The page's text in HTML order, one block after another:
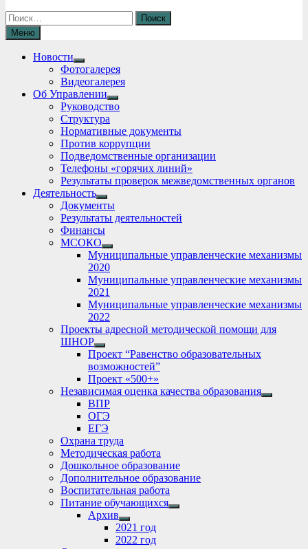
Найти:
Меню
Новости
Show
sub
menu
Фотогалерея
Видеогалерея
Об Управлении
Show
sub
Руководство
Структура
Нормативные документы
Против коррупции
Подведомственные организации
Телефоны «горячих линий»
Результаты проверок межведомственных органов
Деятельность
Show
sub
menu
Документы
Результаты деятельностей
Финансы
МСОКО
Show
sub
menu
Муниципальные управленческие механизмы
2020
Муниципальные управленческие механизмы
2021
Муниципальные управленческие механизмы
2022
Проекты адресной методической помощи для
ШНОР
Show
sub
menu
Проект “Равенство образовательных
возможностей”
Проект «500+»
Независимая оценка качества образования
Show
ВПР
ОГЭ
ЕГЭ
Охрана труда
Методическая работа
Дошкольное образование
Дополнительное образование
Воспитательная работа
Питание обучающихся
Show
Архив
Show
sub
menu
2021 год
2022 год